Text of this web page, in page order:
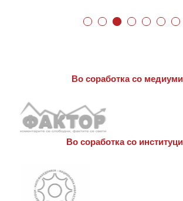
Во соработка со
Во соработка со